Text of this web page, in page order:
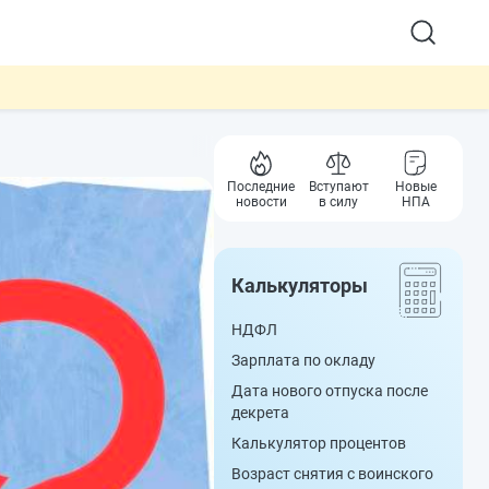
Последние
новости
Вступают
в силу
Новые
НПА
Калькуляторы
НДФЛ
Зарплата по окладу
Дата нового отпуска после
декрета
Калькулятор процентов
Возраст снятия с воинского